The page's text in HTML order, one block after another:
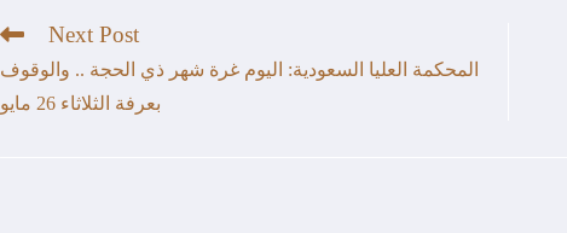
Next Post
المحكمة العليا السعودية: اليوم غرة شهر ذي الحجة .. والوقوف
بعرفة الثلاثاء 26 مايو